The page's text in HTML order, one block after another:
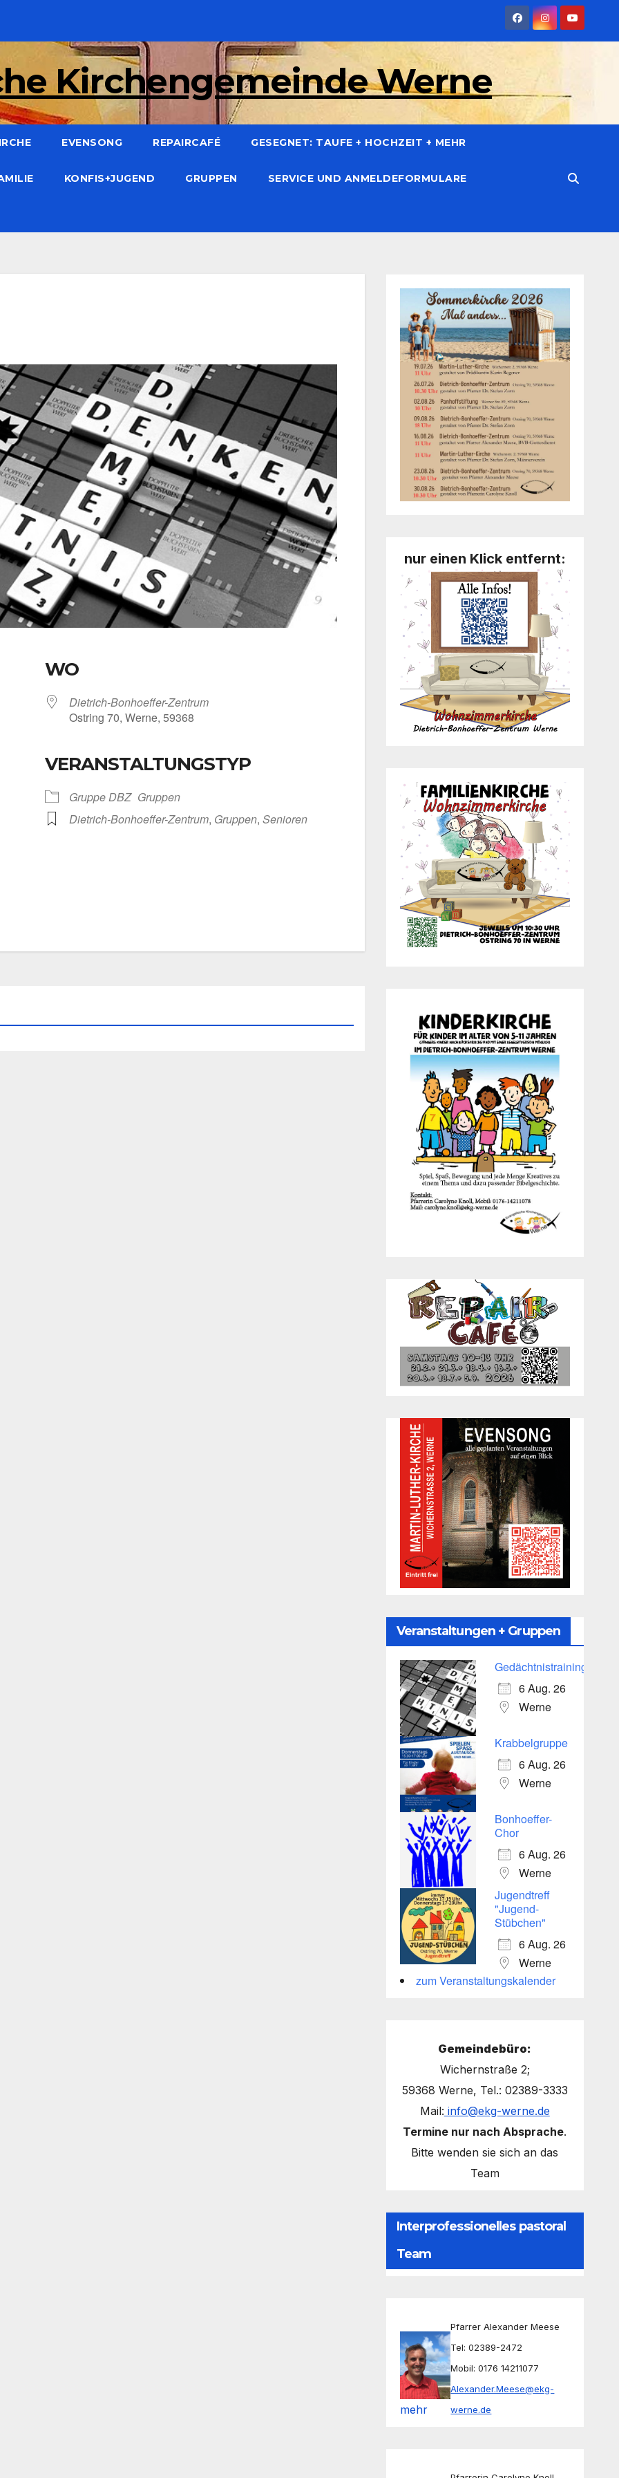
Kirchengemeinde Werne
EVENSONG REPAIRCAFÉ GESEGNET: TAUFE + HOCHZEIT + MEHR
KONFIS+JUGEND GRUPPEN SERVICE UND ANMELDEFORMULARE
Out­look Live
WO
Dietrich-Bonhoeffer-Zentrum
Ost­ring 70, Wer­ne, 59368
VERANSTALTUNGSTYP
Grup­pe DBZ Grup­pen
Dietrich-Bonhoeffer-Zentrum, Grup­pen, Senio­ren
nur einen Klick entfernt:
Veranstaltungen + Gruppen
Gedächtnistraining
6 Aug. 26
Werne
Krabbelgruppe
6 Aug. 26
Werne
Bonhoeffer-
Chor
6 Aug. 26
Werne
Jugendtreff
"Jugend-
Stübchen"
6 Aug. 26
Werne
zum Veranstaltungskalender
Gemeindebüro:
Wichernstraße 2;
59368 Werne, Tel.: 02389-3333
Mail: info@ekg-werne.de
Termine nur nach Absprache.
Bitte wenden sie sich an das
Team
Interprofessionelles pastoral
Team
mehr
Pfarrer Alexander Meese
Tel: 02389-2472
Mobil: 0176 14211077
Alexander.Meese@ekg-
werne.de